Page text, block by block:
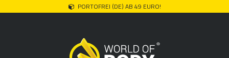
PORTOFREI (DE) AB 49 EURO!